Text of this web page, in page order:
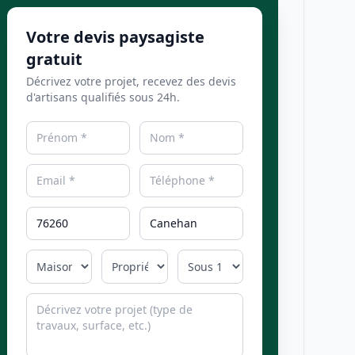
Votre devis paysagiste
gratuit
Décrivez votre projet, recevez des devis
d'artisans qualifiés sous 24h.